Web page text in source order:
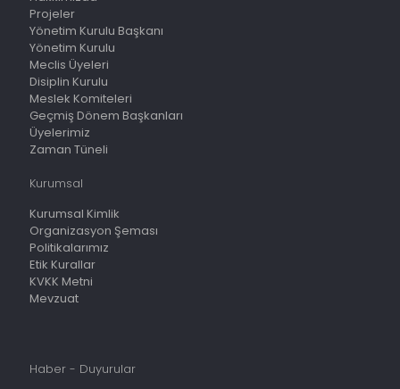
Projeler
Yönetim Kurulu Başkanı
Yönetim Kurulu
Meclis Üyeleri
Disiplin Kurulu
Meslek Komiteleri
Geçmiş Dönem Başkanları
Üyelerimiz
Zaman Tüneli
Kurumsal
Kurumsal Kimlik
Organizasyon Şeması
Politikalarımız
Etik Kurallar
KVKK Metni
Mevzuat
Haber - Duyurular